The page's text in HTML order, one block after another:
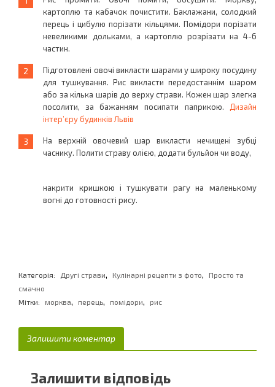
картоплю та кабачок почистити. Баклажани, солодкий
перець і цибулю порізати кільцями. Помідори порізати
невеликими дольками, а картоплю розрізати на 4-6
частин.
Підготовлені овочі викласти шарами у широку посудину
для тушкування. Рис викласти передостаннім шаром
або за кілька шарів до верху страви. Кожен шар злегка
посолити, за бажанням посипати паприкою. Дизайн
інтер’єру будинків Львів
На верхній овочевий шар викласти нечищені зубці
часнику. Полити страву олією, додати бульйон чи воду,
накрити кришкою і тушкувати рагу на маленькому
вогні до готовності рису.
Категорія: Другі страви, Кулінарні рецепти з фото,
Просто та
смачно
Мітки:
морква, перець, помідори, рис
Залишити коментар
Залишити відповідь